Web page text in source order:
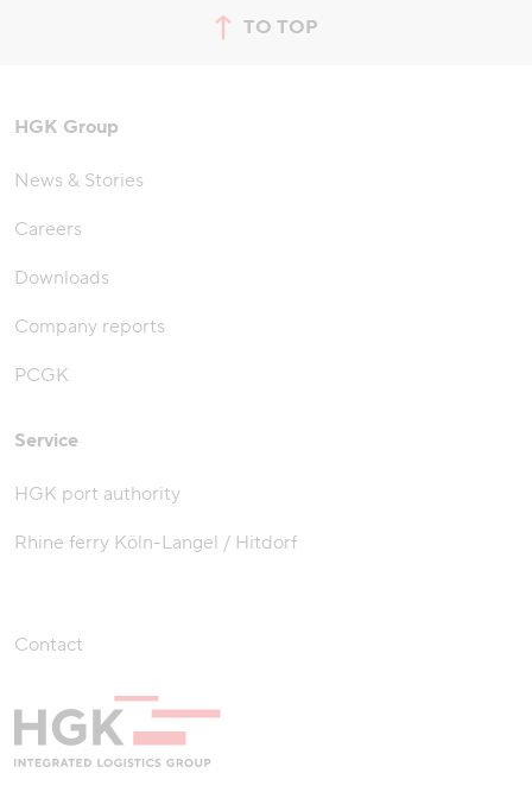
TO TOP
jump to top of page
HGK Group
News & Stories
Careers
Downloads
Company reports
PCGK
Service
HGK port authority
Rhine ferry Köln-Langel / Hitdorf
Contact